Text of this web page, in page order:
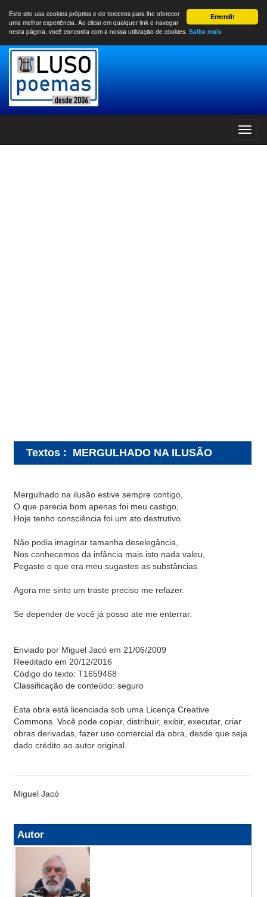
Entendi!
Este site usa cookies próprios e de terceiros para lhe oferecer
uma melhor experiência. Ao clicar em qualquer link e navegar
nesta página, você concorda com a nossa utilização de cookies. Saiba mais
Textos : MERGULHADO NA ILUSÃO
Mergulhado na ilusão estive sempre contigo,
O que parecia bom apenas foi meu castigo,
Hoje tenho consciência foi um ato destrutivo.
Não podia imaginar tamanha deselegância,
Nos conhecemos da infância mais isto nada valeu,
Pegaste o que era meu sugastes as substâncias.
Agora me sinto um traste preciso me refazer.
Se depender de você já posso ate me enterrar.
Enviado por Miguel Jacó em 21/06/2009
Reeditado em 20/12/2016
Código do texto: T1659468
Classificação de conteúdo: seguro
Esta obra está licenciada sob uma Licença Creative
Commons. Você pode copiar, distribuir, exibir, executar, criar
obras derivadas, fazer uso comercial da obra, desde que seja
dado crédito ao autor original.
Miguel Jacó
Autor